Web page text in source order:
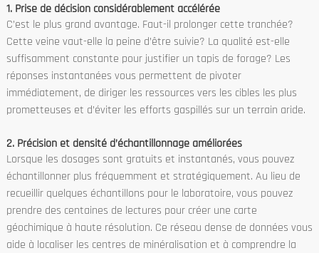
1. Prise de décision considérablement accélérée
C’est le plus grand avantage. Faut-il prolonger cette tranchée?
Cette veine vaut-elle la peine d’être suivie? La qualité est-elle
suffisamment constante pour justifier un tapis de forage? Les
réponses instantanées vous permettent de pivoter
immédiatement, de diriger les ressources vers les cibles les plus
prometteuses et d’éviter les efforts gaspillés sur un terrain aride.
2. Précision et densité d’échantillonnage améliorées
Lorsque les dosages sont gratuits et instantanés, vous pouvez
échantillonner plus fréquemment et stratégiquement. Au lieu de
recueillir quelques échantillons pour le laboratoire, vous pouvez
prendre des centaines de lectures pour créer une carte
géochimique à haute résolution. Ce réseau dense de données vous
aide à localiser les centres de minéralisation et à comprendre la